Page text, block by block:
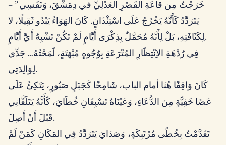
– ” خَرَجْتُ مِن قاعَةِ القَصْرِ العَدْلِيِّ في دِمَشْقَ، وَنَفَسِي
يَتَرَدَّدُ كَأَنَّهُ يَخْرُجُ عَلَى اسْتِئْذَانٍ. كَانَ الهَوَاءُ يَبْدُو ثَقِيلًا، لا
لِكَثَافَتِهِ، بَلْ لِأَنَّهُ مُحَمَّلٌ بِذِكْرَى أَيَّامٍ لَمْ تَكُنْ تَشْبِهُ أَيَّ أَيَّامٍ.
فِي رُدْهَةِ الاِنْتِظَارِ المُتْرَعَةِ بِوُجُوهٍ مُبْهَتَةٍ، لَمَحْتُهُ… جَدِّي
لِوَالِدَتِي.
كَانَ وَاقِفًا هُنَا أمام الباب، شَامِخًا كَجَبَلٍ صَبُورٍ، يَتَكِئُ عَلَى
عَصًا خَفِيَّةٍ مِنَ الدُّعَاءِ، وَعَيْنَاهُ تَسْبِقَانِ خُطَايَ، كَأَنَّهُ يَتَلَقَّانِي
قَبْلَ أَنْ أَصِلَ.
تَقَدَّمْتُ بِخُطًى مُرْتَبِكَةٍ، وَصَدَايَ يَتَرَدَّدُ فِي المَكَانِ كَمَنْ لَمْ